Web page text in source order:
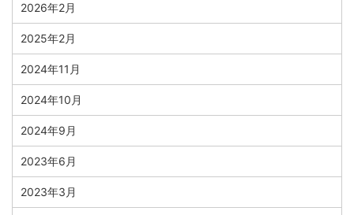
2026年2月
2025年2月
2024年11月
2024年10月
2024年9月
2023年6月
2023年3月